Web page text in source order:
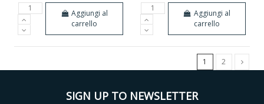
Aggiungi al
carrello
Aggiungi al
carrello
1 2
SIGN UP TO NEWSLETTER